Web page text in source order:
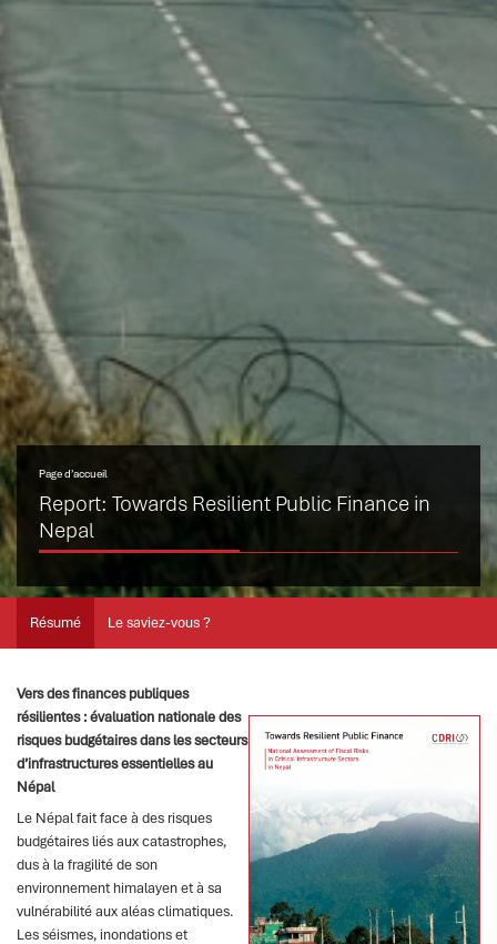
Page d’accueil
Report: Towards Resilient Public Finance in
Nepal
Résumé Le saviez-vous ?
Vers des finances publiques
résilientes : évaluation nationale des
risques budgétaires dans les secteurs
d’infrastructures essentielles au
Népal
Le Népal fait face à des risques
budgétaires liés aux catastrophes,
dus à la fragilité de son
environnement himalayen et à sa
vulnérabilité aux aléas climatiques.
Les séismes, inondations et